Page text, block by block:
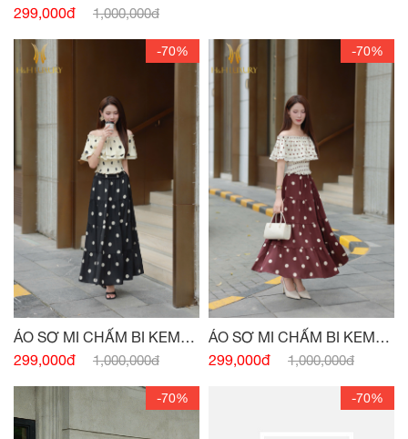
CHUN EO
299,000đ 1,000,000đ
-70%
ÁO SƠ MI CHẤM BI KEM
ĐEN CHUN VAI
299,000đ 1,000,000đ
-70%
ÁO SƠ MI CHẤM BI KEM
ĐỎ CHUN VAI
299,000đ 1,000,000đ
-70% -70%